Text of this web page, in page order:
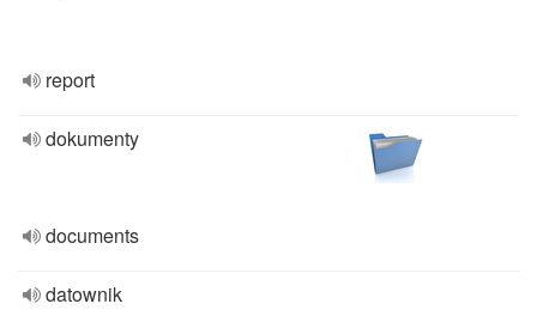
report
dokumenty
documents
datownik